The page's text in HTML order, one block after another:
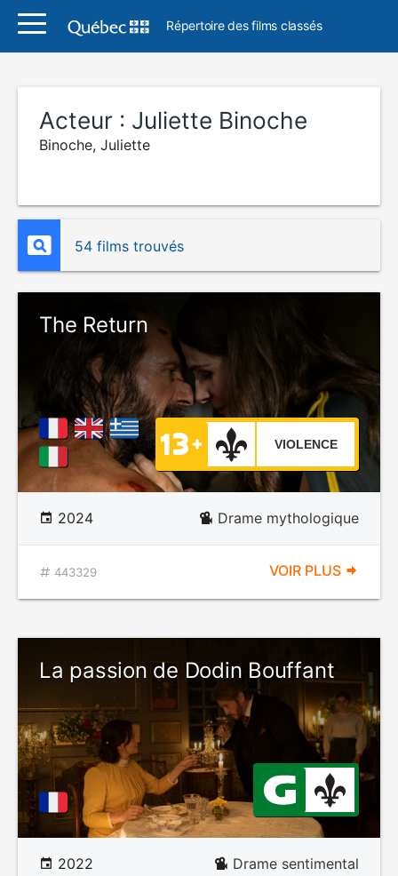
Répertoire des films classés
Acteur : Juliette Binoche
Binoche, Juliette
54 films trouvés
The Return
VIOLENCE
2024 Drame mythologique
443329 VOIR PLUS
La passion de Dodin Bouffant
2022 Drame sentimental